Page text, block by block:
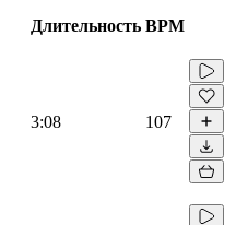
Длительность BPM
3:08 107